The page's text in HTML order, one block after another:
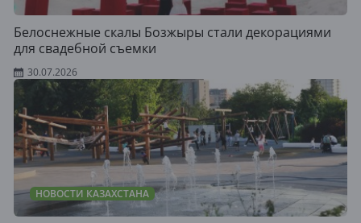
Белоснежные скалы Бозжыры стали декорациями
для свадебной съемки
30.07.2026
НОВОСТИ КАЗАХСТАНА